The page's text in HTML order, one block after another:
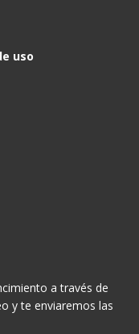
uso
a través de
y te enviaremos las